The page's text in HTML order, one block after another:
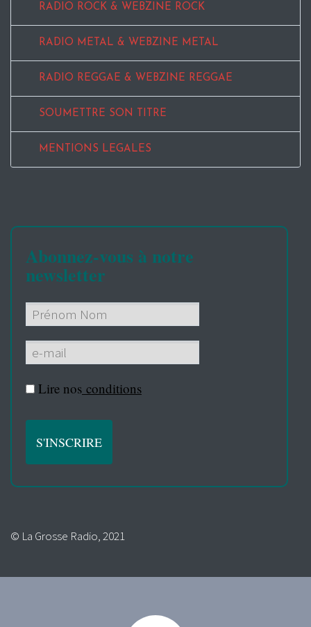
RADIO ROCK & WEBZINE ROCK
RADIO METAL & WEBZINE METAL
RADIO REGGAE & WEBZINE REGGAE
SOUMETTRE SON TITRE
MENTIONS LEGALES
Abonnez-vous à notre
newsletter
Lire nos conditions
© La Grosse Radio, 2021